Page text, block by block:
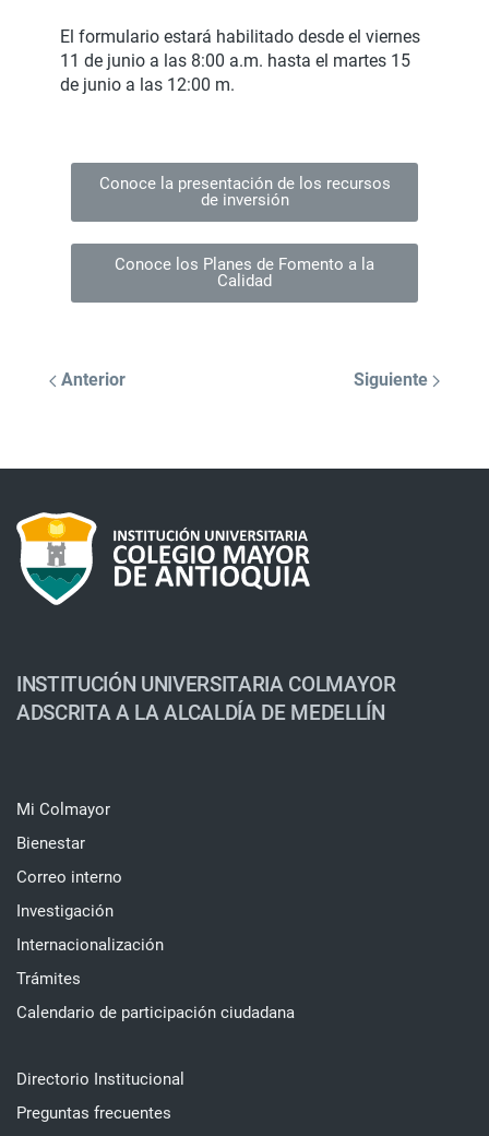
El formulario estará habilitado desde el viernes
11 de junio a las 8:00 a.m. hasta el martes 15
de junio a las 12:00 m.
Conoce la presentación de los recursos
de inversión
Conoce los Planes de Fomento a la
Calidad
Anterior Siguiente
INSTITUCIÓN UNIVERSITARIA COLMAYOR
ADSCRITA A LA ALCALDÍA DE MEDELLÍN
Mi Colmayor
Bienestar
Correo interno
Investigación
Internacionalización
Trámites
Calendario de participación ciudadana
Directorio Institucional
Preguntas frecuentes